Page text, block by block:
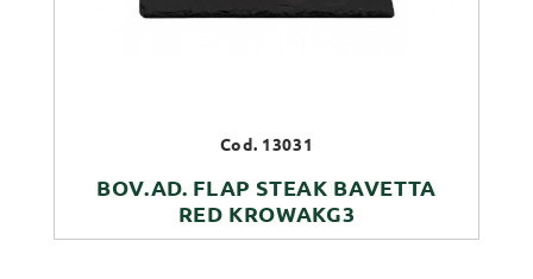
Cod. 13031
BOV.AD. FLAP STEAK BAVETTA
RED KROWAKG3